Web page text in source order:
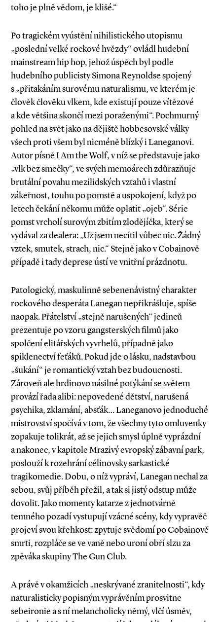
toho je plně vědom, je klišé.“
Po tragickém vyústění nihilistického utopismu
„poslední velké rockové hvězdy“ ovládl hudební
mainstream hip hop, jehož úspěch byl podle
hudebního publicisty Simona Reynoldse spojený
s „přitakáním surovému naturalismu, ve kterém je
člověk člověku vlkem, kde existují pouze vítězové
a kde většina skončí mezi poraženými“. Pochmurný
pohled na svět jako na dějiště hobbesovské války
všech proti všem byl nicméně blízký i Laneganovi.
Autor písně I Am the Wolf, v níž se představuje jako
„vlk bez smečky“, ve svých memoárech zdůrazňuje
brutální povahu mezilidských vztahů i vlastní
zákeřnost, touhu po pomstě a uspokojení, když po
letech čekání někomu může oplatit „ojeb“. Série
pomst vrcholí surovým zbitím zlodějíčka, který se
vydával za dealera: „Už jsem necítil vůbec nic. Žádný
vztek, smutek, strach, nic.“ Stejně jako v Cobainově
případě i tady deprese ústí ve vnitřní prázdnotu.
Patologický, maskulinně ­sebenenávistný charakter
rockového desperáta Lanegan ne­přikrášluje, spíše
naopak. Přátelství „stejně narušených“ jedinců
prezentuje po vzoru gangsterských filmů jako
spolčení elitářských vyvrhelů, případně jako
spiklenectví feťáků. Pokud jde o lásku, nadstavbou
„šukání“ je romantický vztah bez budoucnosti.
Zároveň ale hrdinovo násilné potýkání se světem
provází řada alibi: nepovedené dětství, narušená
psychika, zklamání, absťák… Laneganovo jednoduché
mistrovství spočívá v tom, že všechny tyto omluvenky
zopakuje tolikrát, až se jejich smysl úplně vyprázdní
a nakonec, v kapitole Mrazivý evropský zábavní park,
poslouží k rozehrání célinovsky sarkastické
tragikomedie. Dobu, o níž vypráví, Lanegan nechal za
sebou, svůj příběh přežil, a tak si jistý odstup může
dovolit. Jako momenty katarze z jednotvárně
temného pozadí vystupují vzácné scény, kdy vypravěč
projeví svou křehkost: zpytuje svědomí po Cobainově
smrti, rozpláče se ve vaně nebo uroní obří slzu za
zpěváka skupiny The Gun Club.
A právě v okamžicích „neskrývané zranitelnosti“, kdy
naturalisticky popisným vyprávěním prosvitne
sebeironie a s ní melancholicky němý, vlčí úsměv,